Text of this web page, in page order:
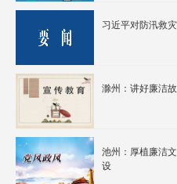
习近平对防汛救
滁州：讲好廉洁
池州：厚植廉洁
设